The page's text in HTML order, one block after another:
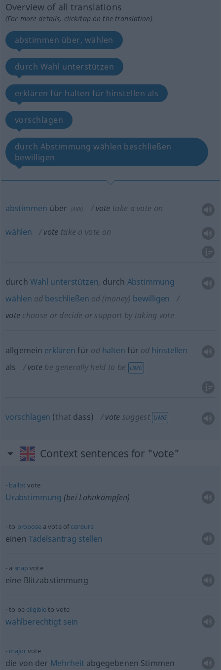
Overview of all translations
(For more details, click/tap on the translation)
abstimmen über, wählen
durch Wahl unterstützen
erklären für halten für hinstellen als
vorschlagen
durch Abstimmung wählen beschließen
bewilligen
abstimmen über (AKK) vote take a vote on
wählen vote take a vote on
durch Wahl unterstützen, durch Abstimmung
wählen od beschließen od(money) bewilligen
vote choose or decide or support by taking vote
allgemein erklären für odhalten für od hinstellen
als
vote be generally held to be UMG
vorschlagen (that dass) vote suggest UMG
Context sentences for "vote"
ballot vote
Urabstimmung (bei Lohnkämpfen)
to proposea vote ofcensure
einen Tadelsantrag stellen
a snap vote
eine Blitzabstimmung
to be eligibleto vote
wahlberechtigt sein
majorvote
die von der Mehrheit abgegebenen Stimmen